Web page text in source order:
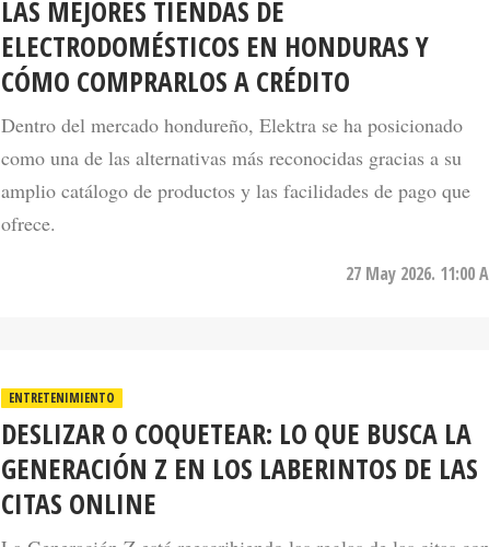
CÓMO COMPRARLOS A CRÉDITO
Dentro del mercado hondureño, Elektra se ha posicionado
como una de las alternativas más reconocidas gracias a su
amplio catálogo de productos y las facilidades de pago que
ofrece.
DESLIZAR O COQUETEAR: LO QUE BUSCA LA
GENERACIÓN Z EN LOS LABERINTOS DE LAS
CITAS ONLINE
La Generación Z está reescribiendo las reglas de las citas con
la misma determinación con la que sus padres reescribieron en